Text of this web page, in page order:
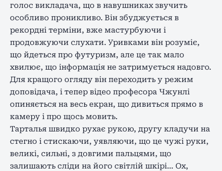
голос викладача, що в навушниках звучить
особливо проникливо. Він збуджується в
рекордні терміни, вже мастурбуючи і
продовжуючи слухати. Уривками він розуміє,
що йдеться про футуризм, але це так мало
хвилює, що інформація не затримується надовго.
Для кращого огляду він переходить у режим
доповідача, і тепер відео професора Чжунлі
опиняється на весь екран, що дивиться прямо в
камеру і про щось мовить.
Тарталья швидко рухає рукою, другу кладучи на
стегно і стискаючи, уявляючи, що це чужі руки,
великі, сильні, з довгими пальцями, що
залишають сліди на його світлій шкірі… Ох,